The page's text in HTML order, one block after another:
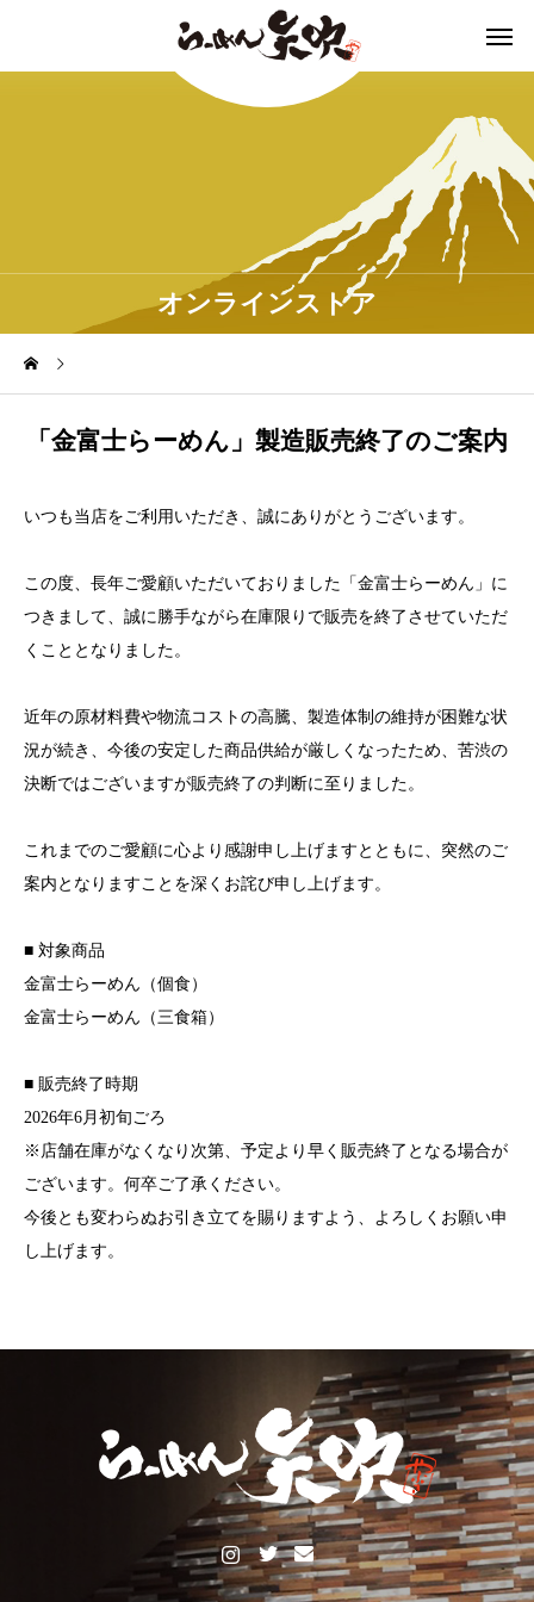
オンラインストア
「金富士らーめん」製造販売終了のご案内
いつも当店をご利用いただき、誠にありがとうございます。
この度、長年ご愛顧いただいておりました「金富士らーめん」に
つきまして、誠に勝手ながら在庫限りで販売を終了させていただ
くこととなりました。
近年の原材料費や物流コストの高騰、製造体制の維持が困難な状
況が続き、今後の安定した商品供給が厳しくなったため、苦渋の
決断ではございますが販売終了の判断に至りました。
これまでのご愛顧に心より感謝申し上げますとともに、突然のご
案内となりますことを深くお詫び申し上げます。
■ 対象商品
金富士らーめん（個食）
金富士らーめん（三食箱）
■ 販売終了時期
2026年6月初旬ごろ
※店舗在庫がなくなり次第、予定より早く販売終了となる場合が
ございます。何卒ご了承ください。
今後とも変わらぬお引き立てを賜りますよう、よろしくお願い申
し上げます。